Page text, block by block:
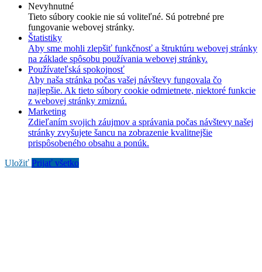
Nevyhnutné
Tieto súbory cookie nie sú voliteľné. Sú potrebné pre
fungovanie webovej stránky.
Štatistiky
Aby sme mohli zlepšiť funkčnosť a štruktúru webovej stránky
na základe spôsobu používania webovej stránky.
Používateľská spokojnosť
Aby naša stránka počas vašej návštevy fungovala čo
najlepšie. Ak tieto súbory cookie odmietnete, niektoré funkcie
z webovej stránky zmiznú.
Marketing
Zdieľaním svojich záujmov a správania počas návštevy našej
stránky zvyšujete šancu na zobrazenie kvalitnejšie
prispôsobeného obsahu a ponúk.
Uložiť Prijať všetko